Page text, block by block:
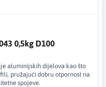
0,5kg D100
aluminijskih dijelova kao što
pružajući dobru otpornost na
spojeve.